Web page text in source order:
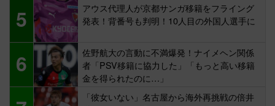
5
アウス代理人が京都サンガ移籍をフライング
発表！背番号も判明！10人目の外国人選手に
6
佐野航大の言動に不満爆発！ナイメヘン関係
者「PSV移籍に協力した」「もっと高い移籍
金を得られたのに…」
「彼女いない」名古屋から海外再挑戦の倍井